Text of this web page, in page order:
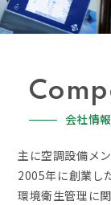
会社情報
主に空調設備メ
2005年に創業し
環境衛生管理に